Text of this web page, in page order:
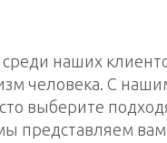
наших
человека. С
выберите
представляем